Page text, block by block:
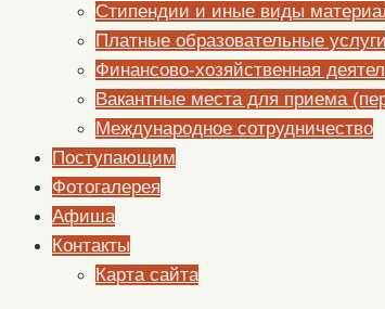
Стипендии и иные виды
Платные образовательные услуги
Финансово-хозяйственная
Вакантные места для приема
Международное сотрудничество
Поступающим
Фотогалерея
Афиша
Контакты
Карта сайта